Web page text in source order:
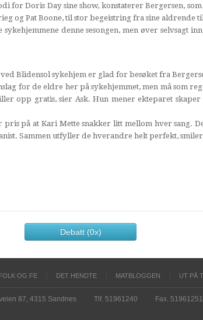
for Doris Day sine show, konstaterer Bergersen,
og Pat Boone, til stor begeistring fra sine aldrende
denne sesongen, men øver selvsagt inn
Blidensol sykehjem er glad for besøket fra
for de eldre her på sykehjemmet, men må som
opp gratis, sier Ask. Hun mener ekteparet
pris på at Kari Mette snakker litt mellom hver sang.
Sammen utfyller de hverandre helt perfekt, smiler
Debatt (0x)
OG FE DET HENDTE MATBLOGGEN UT PÅ
87, 4315 Sandnes Tlf. 51961240 Fax. 51961251